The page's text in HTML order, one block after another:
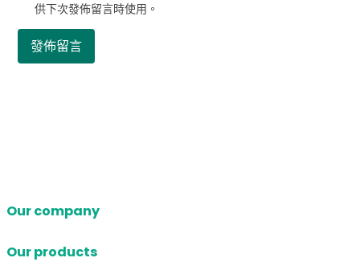
供下次發佈留言時使用。
Our company
Our products